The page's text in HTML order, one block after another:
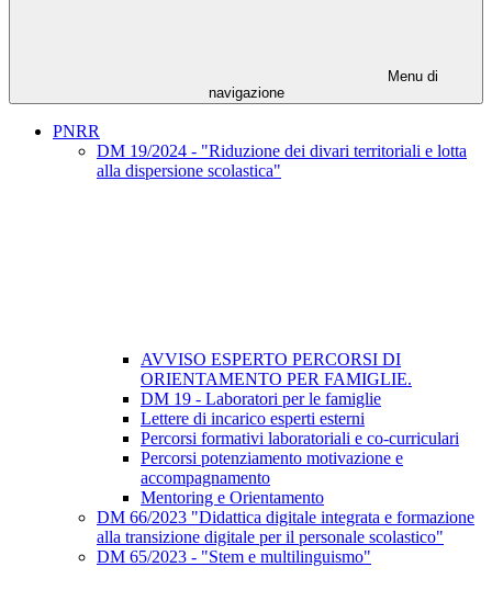
Menu di
navigazione
PNRR
DM 19/2024 - "Riduzione dei divari territoriali e lotta
alla dispersione scolastica"
AVVISO ESPERTO PERCORSI DI
ORIENTAMENTO PER FAMIGLIE.
DM 19 - Laboratori per le famiglie
Lettere di incarico esperti esterni
Percorsi formativi laboratoriali e co-curriculari
Percorsi potenziamento motivazione e
accompagnamento
Mentoring e Orientamento
DM 66/2023 "Didattica digitale integrata e formazione
alla transizione digitale per il personale scolastico"
DM 65/2023 - "Stem e multilinguismo"